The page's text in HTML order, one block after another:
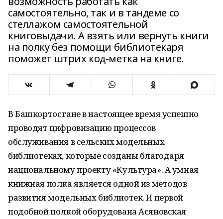
самостоятельно, так и в тандеме со
стеллажом самостоятельной
книговыдачи. А взять или вернуть книги
на полку без помощи библиотекаря
поможет штрих код-метка на книге.
В Башкортостане в настоящее время успешно
проводят цифровизацию процессов
обслуживания в сельских модельных
библиотеках, которые созданы благодаря
национальному проекту «Культура». А умная
книжная полка является одной из методов
развития модельных библиотек. И первой
подобной полкой оборудована Асяновская